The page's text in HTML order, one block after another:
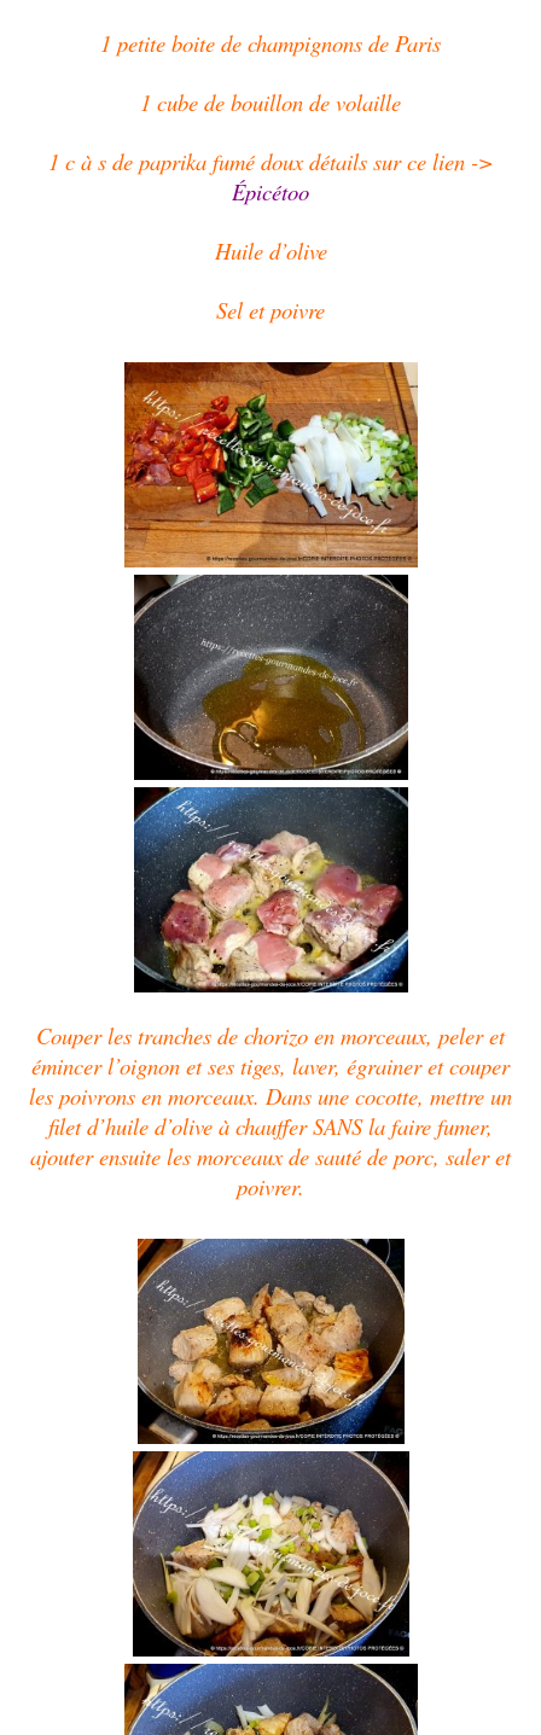
1 petite boite de champignons de Paris
1 cube de bouillon de volaille
1 c à s de paprika fumé doux détails sur ce lien ->
Épicétoo
Huile d’olive
Sel et poivre
Couper les tranches de chorizo en morceaux, peler et
émincer l’oignon et ses tiges, laver, égrainer et couper
les poivrons en morceaux. Dans une cocotte, mettre un
filet d’huile d’olive à chauffer SANS la faire fumer,
ajouter ensuite les morceaux de sauté de porc, saler et
poivrer.